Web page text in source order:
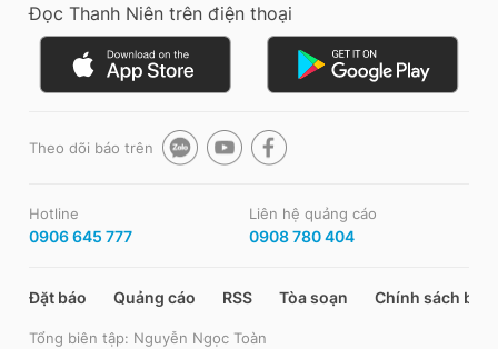
Đọc Thanh Niên trên điện thoại
Theo dõi báo trên
Hotline
0906 645 777
Liên hệ quảng cáo
0908 780 404
Đặt báo Quảng cáo RSS Tòa soạn Chính sách bảo
Tổng biên tập: Nguyễn Ngọc Toàn